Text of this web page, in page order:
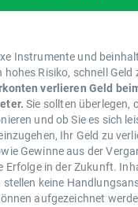
Instrumente und
Risiko, schnell Geld
verlieren Geld
Sie sollten überlegen,
und ob Sie es sich
Ihr Geld zu
Gewinne aus der
Erfolge in der Zukunft.
keine
aufgezeichnet